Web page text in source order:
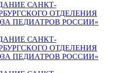
САНКТ-
ОТДЕЛЕНИЯ
ПЕДИАТРОВ РОССИИ»
САНКТ-
ОТДЕЛЕНИЯ
ПЕДИАТРОВ РОССИИ»